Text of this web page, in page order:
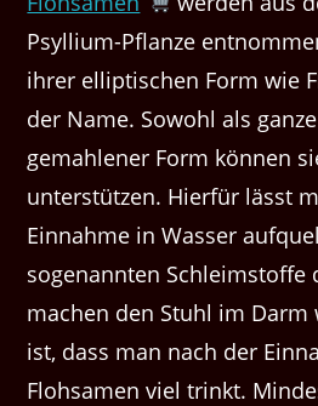
Psyllium-Pflanze
ihrer elliptischen Form wie
der Name. Sowohl als
gemahlener Form können
unterstützen. Hierfür lässt
Einnahme in Wasser
sogenannten Schleimstoffe
machen den Stuhl im Darm
ist, dass man nach der
Flohsamen viel trinkt.